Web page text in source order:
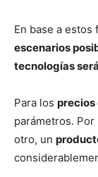
En base a estos
escenarios
tecnologías
Para los precios
parámetros. Por
otro, un